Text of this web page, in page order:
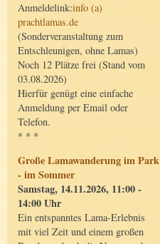
Anmeldelink:info (a)
prachtlamas.de
(Sonderveranstaltung zum
Entschleunigen, ohne Lamas)
Noch 12 Plätze frei (Stand vom
03.08.2026)
Hierfür genügt eine einfache
Anmeldung per Email oder
Telefon.
* * *
Große Lamawanderung im Park
- im Sommer
Samstag, 14.11.2026, 11:00 -
14:00 Uhr
Ein entspanntes Lama-Erlebnis
mit viel Zeit und einem großen